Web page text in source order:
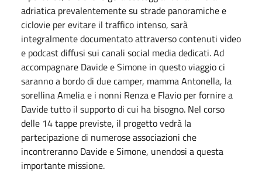
adriatica prevalentemente su strade panoramiche e
ciclovie per evitare il traffico intenso, sarà
integralmente documentato attraverso contenuti video
e podcast diffusi sui canali social media dedicati. Ad
accompagnare Davide e Simone in questo viaggio ci
saranno a bordo di due camper, mamma Antonella, la
sorellina Amelia e i nonni Renza e Flavio per fornire a
Davide tutto il supporto di cui ha bisogno. Nel corso
delle 14 tappe previste, il progetto vedrà la
partecipazione di numerose associazioni che
incontreranno Davide e Simone, unendosi a questa
importante missione.